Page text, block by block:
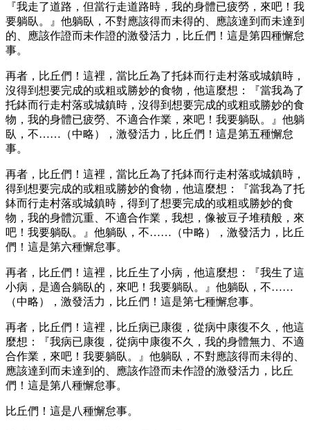
『我走了道路，但當行走道路時，我的身體已疲勞，來吧！我
要躺臥。』他躺臥，不對應該得而未得的、應該達到而未達到
的、應該作證而未作證的激發活力，比丘們！這是第四種懈怠
事。
再者，比丘們！這裡，當比丘為了托鉢而行走村落或城鎮時，
沒得到想要完成的或粗或勝妙的食物，他這麼想：『當我為了
托鉢而行走村落或城鎮時，沒得到想要完成的或粗或勝妙的食
物，我的身體已疲勞、不適合作業，來吧！我要躺臥。』他躺
臥，不……（中略），激發活力，比丘們！這是第五種懈怠
事。
再者，比丘們！這裡，當比丘為了托鉢而行走村落或城鎮時，
得到想要完成的或粗或勝妙的食物，他這麼想：『當我為了托
鉢而行走村落或城鎮時，得到了想要完成的或粗或勝妙的食
物，我的身體沉重、不適合作業，我想，像被豆子堆積般，來
吧！我要躺臥。』他躺臥，不……（中略），激發活力，比丘
們！這是第六種懈怠事。
再者，比丘們！這裡，比丘生了小病，他這麼想：『我生了這
小病，是適合躺臥的，來吧！我要躺臥。』他躺臥，不……
（中略），激發活力，比丘們！這是第七種懈怠事。
再者，比丘們！這裡，比丘病已康復，從病中康復不久，他這
麼想：『我病已康復，從病中康復不久，我的身體無力、不適
合作業，來吧！我要躺臥。』他躺臥，不對應該得而未得的、
應該達到而未達到的、應該作證而未作證的激發活力，比丘
們！這是第八種懈怠事。
比丘們！這是八種懈怠事。